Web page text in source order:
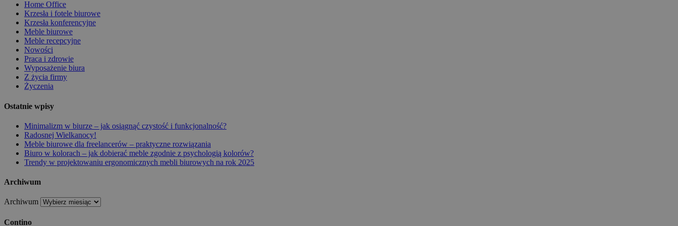
Home Office
Krzesła i fotele biurowe
Krzesła konferencyjne
Meble biurowe
Meble recepcyjne
Nowości
Praca i zdrowie
Wyposażenie biura
Z życia firmy
Życzenia
Ostatnie wpisy
Minimalizm w biurze – jak osiągnąć czystość i funkcjonalność?
Radosnej Wielkanocy!
Meble biurowe dla freelancerów – praktyczne rozwiązania
Biuro w kolorach – jak dobierać meble zgodnie z psychologią kolorów?
Trendy w projektowaniu ergonomicznych mebli biurowych na rok 2025
Archiwum
Archiwum
Contino